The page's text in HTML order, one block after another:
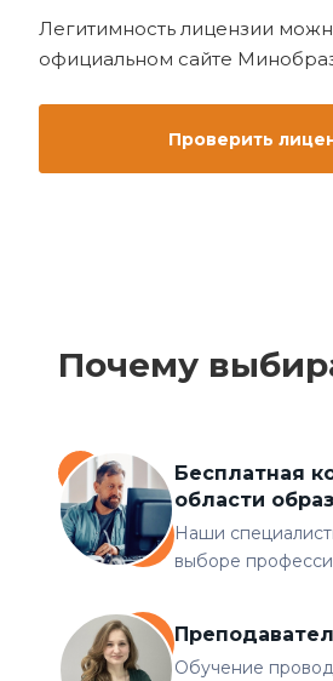
Легитимность лицензии
официальном сайте
Проверить
Почему
Бесплатная
области
Наши
выборе
Обучение